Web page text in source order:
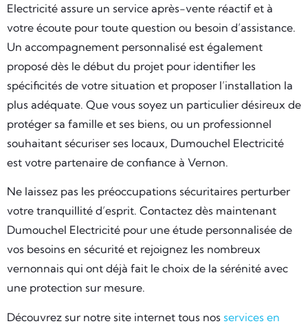
Electricité assure un service après-vente réactif et à
votre écoute pour toute question ou besoin d’assistance.
Un accompagnement personnalisé est également
proposé dès le début du projet pour identifier les
spécificités de votre situation et proposer l’installation la
plus adéquate. Que vous soyez un particulier désireux de
protéger sa famille et ses biens, ou un professionnel
souhaitant sécuriser ses locaux, Dumouchel Electricité
est votre partenaire de confiance à Vernon.
Ne laissez pas les préoccupations sécuritaires perturber
votre tranquillité d’esprit. Contactez dès maintenant
Dumouchel Electricité pour une étude personnalisée de
vos besoins en sécurité et rejoignez les nombreux
vernonnais qui ont déjà fait le choix de la sérénité avec
une protection sur mesure.
Découvrez sur notre site internet tous nos services en